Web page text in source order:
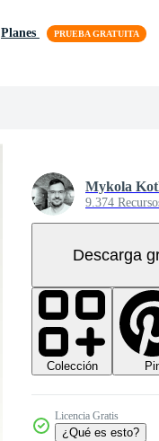
Planes
Mykola
9.374
Descarga
Colección
Licencia Gratis
¿Qué es esto?